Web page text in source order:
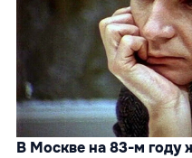
В Москве на 83-м году